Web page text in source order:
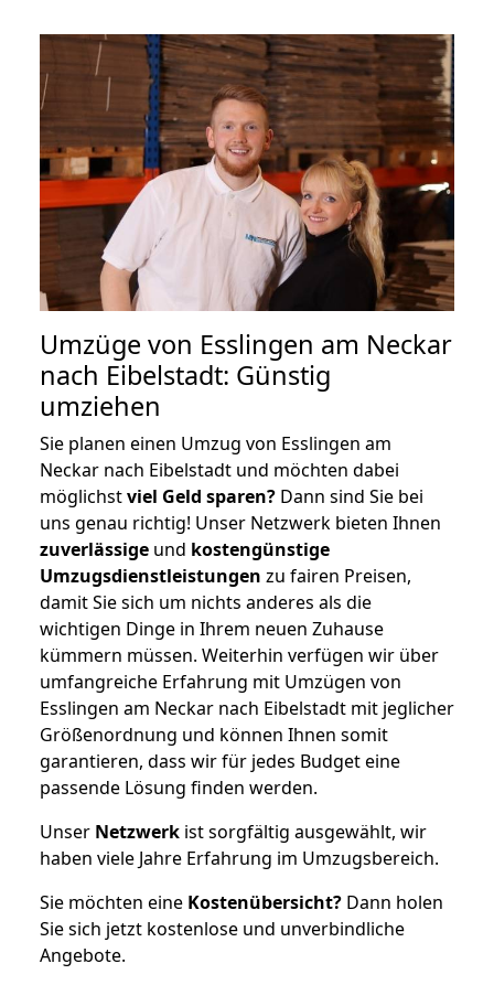
Umzüge von Esslingen am Neckar
nach Eibelstadt: Günstig
umziehen
Sie planen einen Umzug von Esslingen am
Neckar nach Eibelstadt und möchten dabei
möglichstviel Geld sparen? Dann sind Sie bei
uns genau richtig! Unser Netzwerk bieten Ihnen
zuverlässige und kostengünstige
Umzugsdienstleistungen zu fairen Preisen,
damit Sie sich um nichts anderes als die
wichtigen Dinge in Ihrem neuen Zuhause
kümmern müssen. Weiterhin verfügen wir über
umfangreiche Erfahrung mit Umzügen von
Esslingen am Neckar nach Eibelstadt mit jeglicher
Größenordnung und können Ihnen somit
garantieren, dass wir für jedes Budget eine
passende Lösung finden werden.
Unser Netzwerk ist sorgfältig ausgewählt, wir
haben viele Jahre Erfahrung im Umzugsbereich.
Sie möchten eine Kostenübersicht? Dann holen
Sie sich jetzt kostenlose und unverbindliche
Angebote.